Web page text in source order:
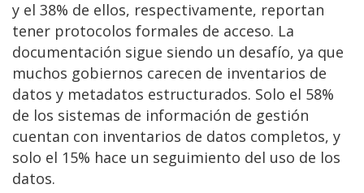
y el 38% de ellos, respectivamente, reportan
tener protocolos formales de acceso. La
documentación sigue siendo un desafío, ya que
muchos gobiernos carecen de inventarios de
datos y metadatos estructurados. Solo el 58%
de los sistemas de información de gestión
cuentan con inventarios de datos completos, y
solo el 15% hace un seguimiento del uso de los
datos.